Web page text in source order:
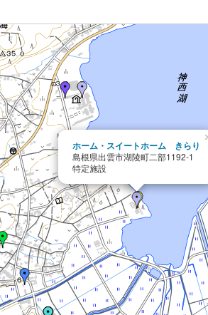
ホーム・スイートホーム きらり
島根県出雲市湖陵町二部1192-1
特定施設